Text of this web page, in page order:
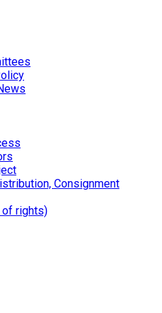
Consignment
of rights)